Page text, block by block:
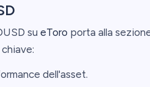
su eToro porta alla
dell'asset.